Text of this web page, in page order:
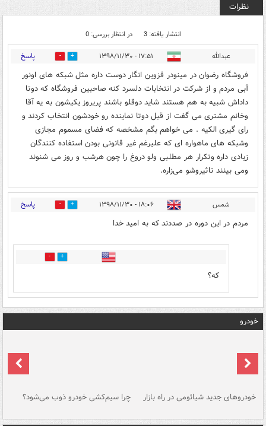
نظرات
انتشار یافته: 3 در انتظار بررسی: 0
عبدالله ۱۷:۵۱ - ۱۳۹۸/۱۱/۳۰ 17 پاسخ
فروشگاه رضوان در مینودر قزوین انگار دوست داره مثل شبکه های اونور
آبی مردم و از شرکت در انتخابات دلسرد کنه صاحبین فروشگاه که دوتا
داداش شبیه به هم هستند شاید دوقلو باشند پریروز یکیشون به یه آقا
وخانم مشتری می گفت از قبل دوتا نماینده رو خودشون انتخاب کردند و
رای گیری الکیه . می خواهم بگم مشخصه که فضای مسموم مجازی
وشبکه های ماهواره ای که علیرغم غیر قانونی بودن استفاده کنندگان
زیادی داره وتکرار هر مطلبی ولو دروغ را چون هرشب و روز می شنوند
ومی بینند تاثیروشو می‌زاره.
شمس ۱۸:۰۶ - ۱۳۹۸/۱۱/۳۰ 6 پاسخ
مردم در اين دوره در صددند كه به اميد خدا
1
که؟
خودرو
خودروهای جدید شیائومی در راه بازار چرا سیم‌کشی خودرو ذوب می‌شود؟